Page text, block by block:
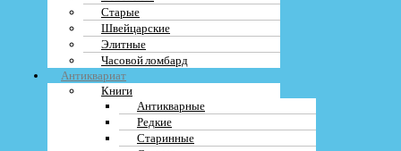
Старые
Швейцарские
Элитные
Часовой ломбард
Антиквариат
Книги
Антикварные
Редкие
Старинные
Ценные
Монеты
Антикварные
Банкноты
Золотые
Иностранные
Купюры
Редкие
Сбербанка